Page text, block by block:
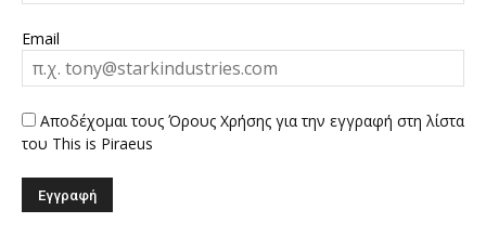
Email
Αποδέχομαι τους Όρους Χρήσης για την εγγραφή στη λίστα
του This is Piraeus